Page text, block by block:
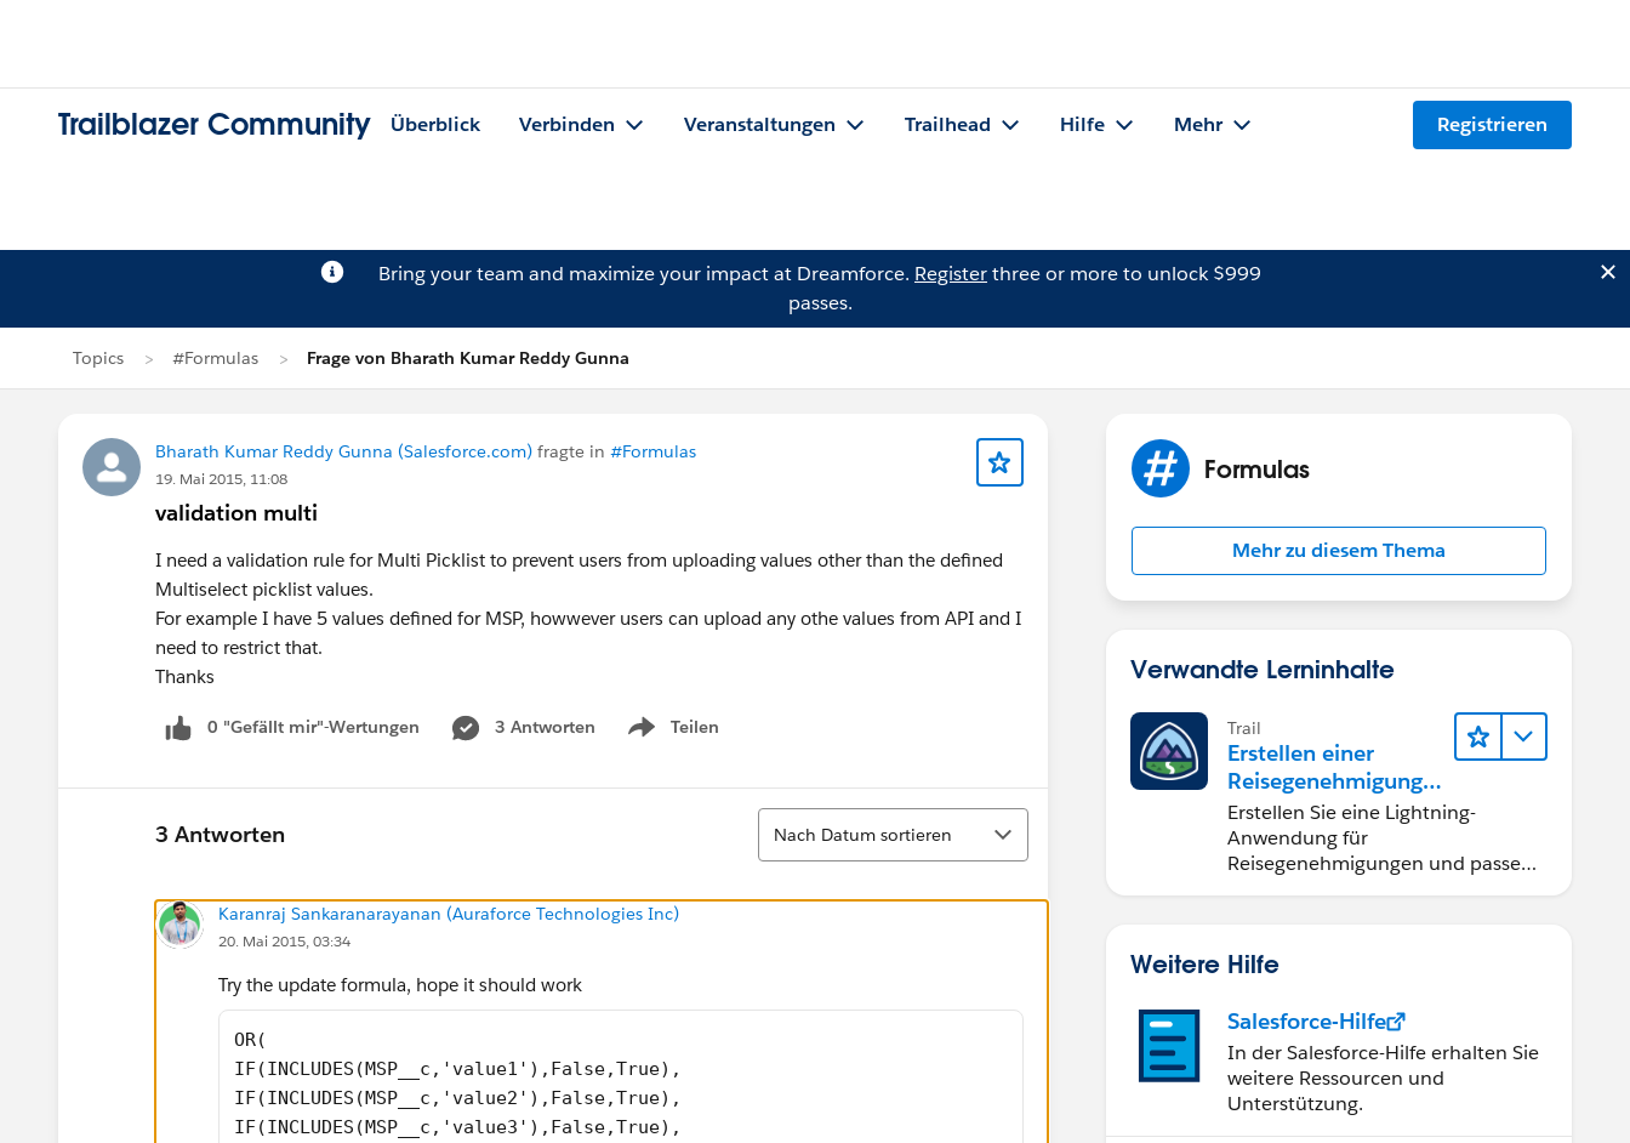
Trailblazer Community Überblick Verbinden Veranstaltungen Trailhead Hilfe Mehr Registrieren
Bring your team and maximize your impact at Dreamforce. Registerthree or more to unlock $999
passes.
Topics #Formulas Frage von Bharath Kumar Reddy Gunna
Bharath Kumar Reddy Gunna (Salesforce.com) fragte in #Formulas
19. Mai 2015, 11:08
validation multi
I need a validation rule for Multi Picklist to prevent users from uploading values other than the defined
Multiselect picklist values.
For example I have 5 values defined for MSP, howwever users can upload any othe values from API and I
need to restrict that.
Thanks
0 "Gefällt mir"-Wertungen 3 Antworten Teilen
Show menu
3 Antworten
Sortieren
Nach Datum sortieren
Karanraj Sankaranarayanan (Auraforce Technologies Inc)
20. Mai 2015, 03:34
Try the update formula, hope it should work
OR(
IF(INCLUDES(MSP__c,'value1'),False,True),
IF(INCLUDES(MSP__c,'value2'),False,True),
IF(INCLUDES(MSP__c,'value3'),False,True),
Formulas
Mehr zu diesem Thema
Verwandte Lerninhalte
Trail
Erstellen einer
Reisegenehmigungsa
nwendung namens
"Travel Approval"
Erstellen Sie eine Lightning-
Anwendung für
Reisegenehmigungen und passen
Weitere Hilfe
Salesforce-Hilfe
In der Salesforce-Hilfe erhalten Sie
weitere Ressourcen und
Unterstützung.